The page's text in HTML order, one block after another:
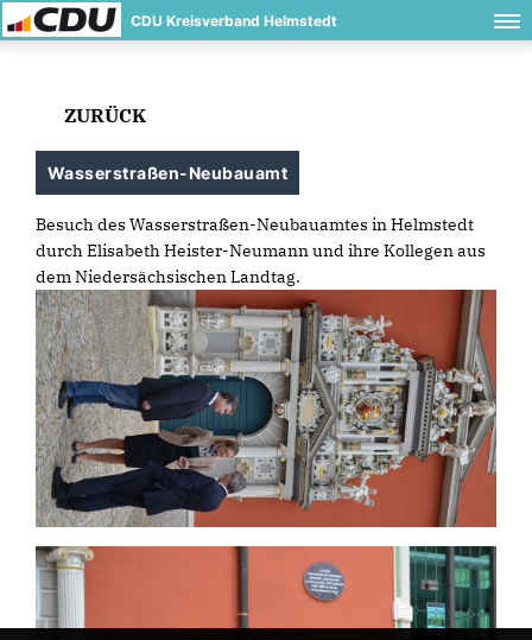
CDU Kreisverband Helmstedt
ZURÜCK
Wasserstraßen-Neubauamt
Besuch des Wasserstraßen-Neubauamtes in Helmstedt
durch Elisabeth Heister-Neumann und ihre Kollegen aus
dem Niedersächsischen Landtag.